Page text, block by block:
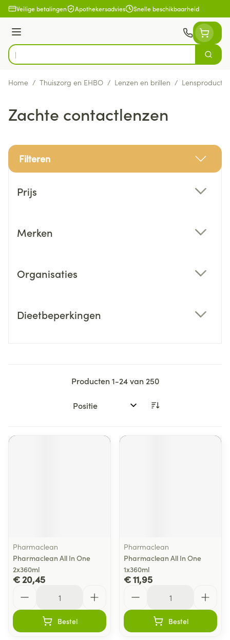
Ga naar de inhoud
Veilige betalingen Apothekersadvies Snelle beschikbaarheid
Menu
Product, merk, categorie...
Zoek
Home / Thuiszorg en EHBO / Lenzen en brillen / Lensproducten
Zachte contactlenzen
Filteren
Prijs
Merken
Organisaties
Dieetbeperkingen
Producten1-24van 250
Sorteer op:
Pharmaclean
Pharmaclean All In One
2x360ml
€ 20,45
Bestel
Pharmaclean
Pharmaclean All In One
1x360ml
€ 11,95
Bestel